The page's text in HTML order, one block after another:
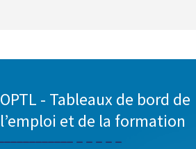
OPTL - Tableaux de bord de
l’emploi et de la formation